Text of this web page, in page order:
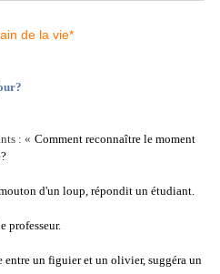
: « Comment reconnaître le moment
d'un loup, répondit un étudiant.
professeur.
entre un figuier et un olivier, suggéra un